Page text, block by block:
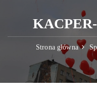
Strona główna